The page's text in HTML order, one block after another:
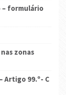
– formulário
zonas
99.º- C